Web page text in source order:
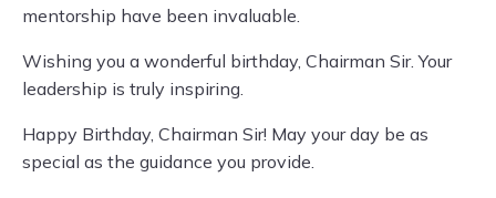
mentorship have been invaluable.
Wishing you a wonderful birthday, Chairman Sir. Your
leadership is truly inspiring.
Happy Birthday, Chairman Sir! May your day be as
special as the guidance you provide.